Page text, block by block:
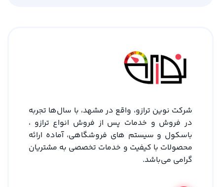
شرکت نوین ترازو، واقع در مشهد، با سال‌ها تجربه
در فروش و خدمات پس از فروش انواع ترازو ،
باسکول و سیستم های فروشگاهی، آماده ارائه
محصولات با کیفیت و خدمات تخصصی به مشتریان
گرامی می‌باشد.